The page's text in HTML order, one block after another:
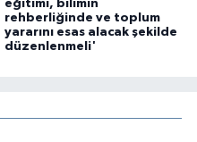
eğitimi, bilimin
rehberliğinde ve toplum
yararını esas alacak şekilde
düzenlenmeli'